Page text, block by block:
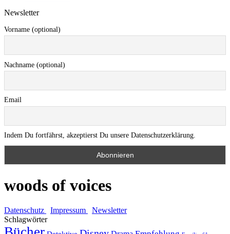
Newsletter
Vorname (optional)
Nachname (optional)
Email
Indem Du fortfährst, akzeptierst Du unsere Datenschutzerklärung.
woods of voices
Datenschutz Impressum
Newsletter
Schlagwörter